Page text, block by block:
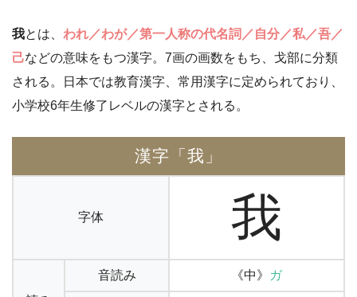
我とは、 われ／わが／第一人称の代名詞／自分／私／吾／
己などの意味をもつ漢字。7画の画数をもち、戈部に分類
される。日本では教育漢字、常用漢字に定められており、
小学校6年生修了レベルの漢字とされる。
漢字「我」
字体 我
音読み 《中》 ガ